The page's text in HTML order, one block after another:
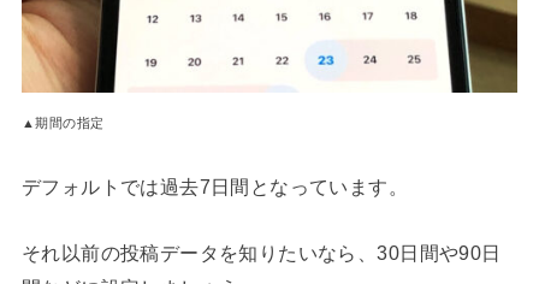
▲期間の指定
デフォルトでは過去7日間となっています。
それ以前の投稿データを知りたいなら、30日間や90日